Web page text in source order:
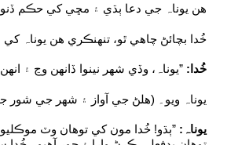
هن يوناہ جي دعا ٻڌي ۽ مڇي کي حڪم
خُدا بچائڻ چاهي ٿو، تنهنڪري هن يوناہ کي
خُدا: ”يوناہ، وڏي شهر نينوا ڏانهن وڃ ۽
يوناہ ويو۔ (هلڻ جي آواز ۽ شهر جي شور
يوناہ: ”ٻڌو! خُدا مون کي توهان وٽ